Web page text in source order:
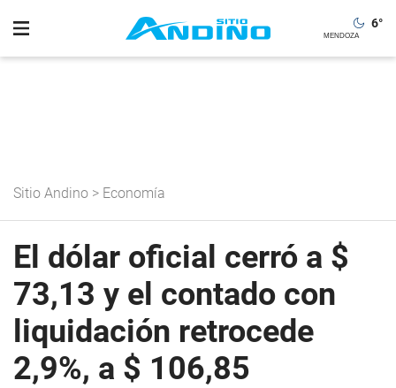
6°
Sitio Andino > Economía
El dólar oficial cerró a $
73,13 y el contado con
liquidación retrocede
2,9%, a $ 106,85